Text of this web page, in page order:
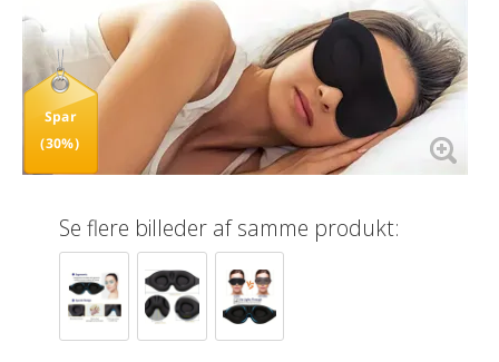
Spar
(30%)
Se flere billeder af samme produkt: